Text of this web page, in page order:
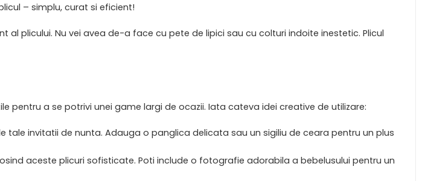
– simplu, curat si eficient!
plicului. Nu vei avea de-a face cu pete de lipici sau cu colturi indoite inestetic. Plicul
pentru a se potrivi unei game largi de ocazii. Iata cateva idei creative de utilizare:
tale invitatii de nunta. Adauga o panglica delicata sau un sigiliu de ceara pentru un plus
aceste plicuri sofisticate. Poti include o fotografie adorabila a bebelusului pentru un